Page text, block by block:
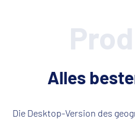
Alles
Die Desktop-Version des